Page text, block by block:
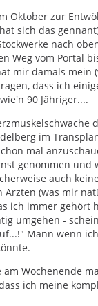
Oktober zur
sich das
nach
Weg vom Portal
mir damals mein
dass ich
90 Jähriger....
im
mal
genommen und
auch
Ärzten (was mir
ich immer gehört
umgehen -
Mann wenn
Wochenende
ich meine